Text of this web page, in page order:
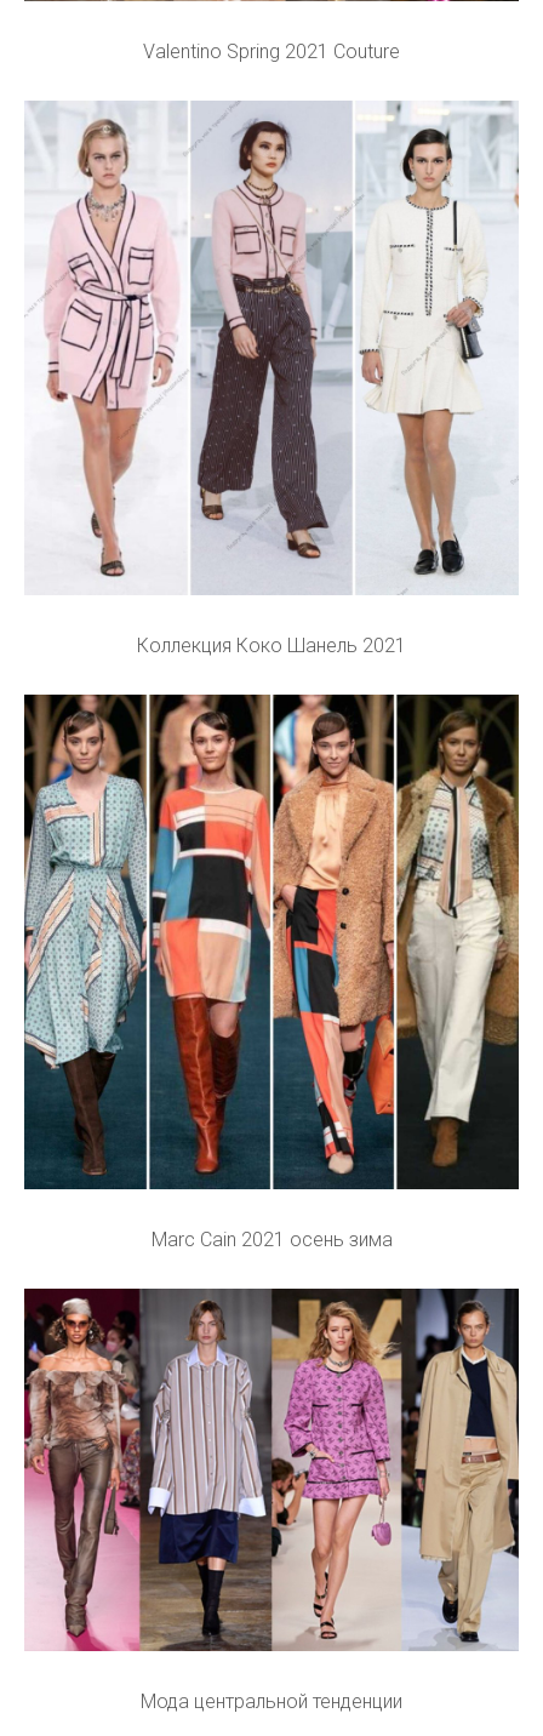
Valentino Spring 2021 Couture
Коллекция Коко Шанель 2021
Marc Cain 2021 осень зима
Мода центральной тенденции